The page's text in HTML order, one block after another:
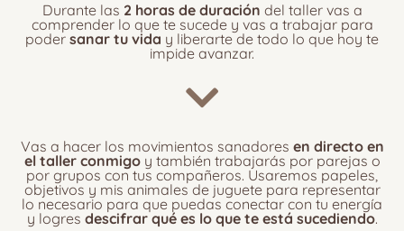
Durante las 2 horas de duración del taller vas a
comprender lo que te sucede y vas a trabajar para
poder sanar tu vida y liberarte de todo lo que hoy te
impide avanzar.
Vas a hacer los movimientos sanadores en directo en
el taller conmigoy también trabajarás por parejas o
por grupos con tus compañeros. Usaremos papeles,
objetivos y mis animales de juguete para representar
lo necesario para que puedas conectar con tu energía
y logres descifrar qué es lo que te está sucediendo.